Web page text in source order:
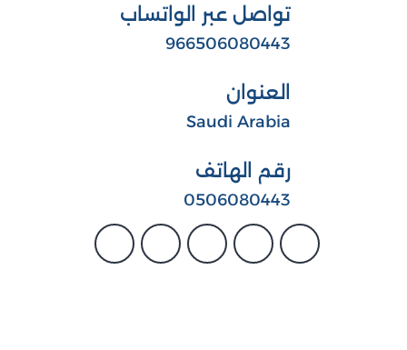
تواصل عبر الواتساب
966506080443
العنوان
Saudi Arabia
رقم الهاتف
0506080443